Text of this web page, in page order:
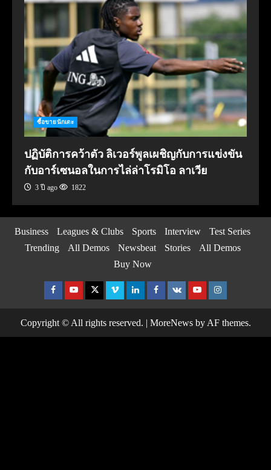
ซื้อขายนักเตะ
ปฏิบัติการคว้าตัว ลิเวอร์พูลเผชิญกับการแข่งขัน
กับอาร์เซนอลในการไล่ล่าโรมิโอ ลาเวีย
3 ปี ago 1822
Business Leagues & Clubs Sports Interview
Test Series
Trending
All Demos Newsbeat Stories
All Demos
Buy Now
Facebook
YoutubeTwitterVimeoLinkedinFacebook
VK YoutubeInstagram
Copyright © All rights reserved. | MoreNewsby AF themes.